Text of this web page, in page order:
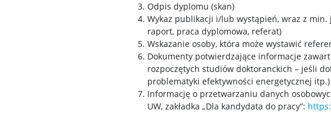
Odpis dyplomu (skan)
Wykaz publikacji i/lub wystąpień, wraz z min.
raport, praca dyplomowa, referat)
Wskazanie osoby, która może wystawić
Dokumenty potwierdzające informacje
rozpoczętych studiów doktoranckich – jeśli
problematyki efektywności energetycznej itp.)
Informację o przetwarzaniu danych
UW, zakładka „Dla kandydata do pracy”: